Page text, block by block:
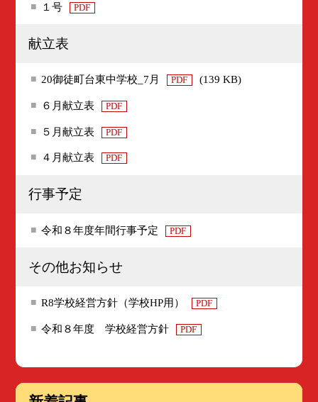
１号 PDF
献立表
20御徒町台東中学校_7月 PDF (139 KB)
６月献立表 PDF
５月献立表 PDF
４月献立表 PDF
行事予定
令和８年度年間行事予定 PDF
その他お知らせ
R8学校経営方針（学校HP用） PDF
令和８年度 学校経営方針 PDF